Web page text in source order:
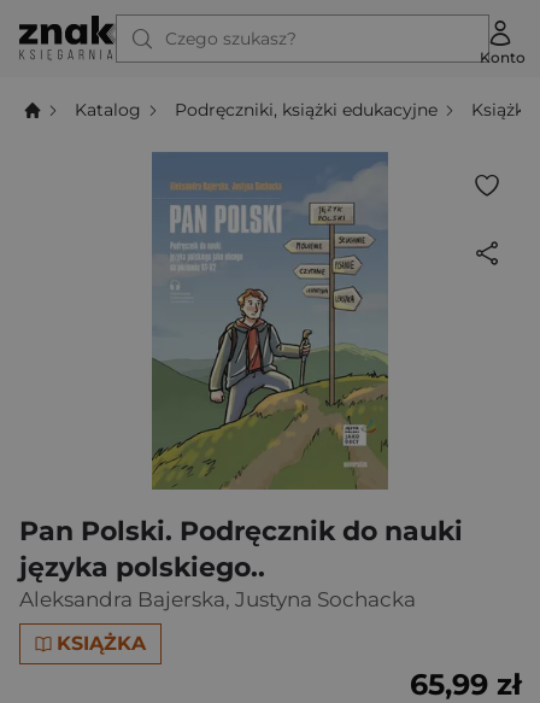
Czego szukasz?
Konto
Katalog Podręczniki, książki edukacyjne Książki
Pan Polski. Podręcznik do nauki
języka polskiego..
Aleksandra Bajerska, Justyna Sochacka
KSIĄŻKA
65,99 zł